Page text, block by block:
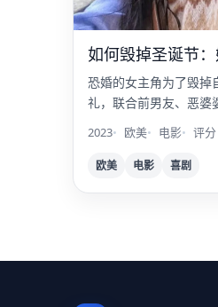
如何毁掉圣诞节
恐婚的女主角为了毁掉
礼，联合前男友、恶婆
上演终极破坏计划。
2023 欧美 电影 评
欧美 电影 喜剧